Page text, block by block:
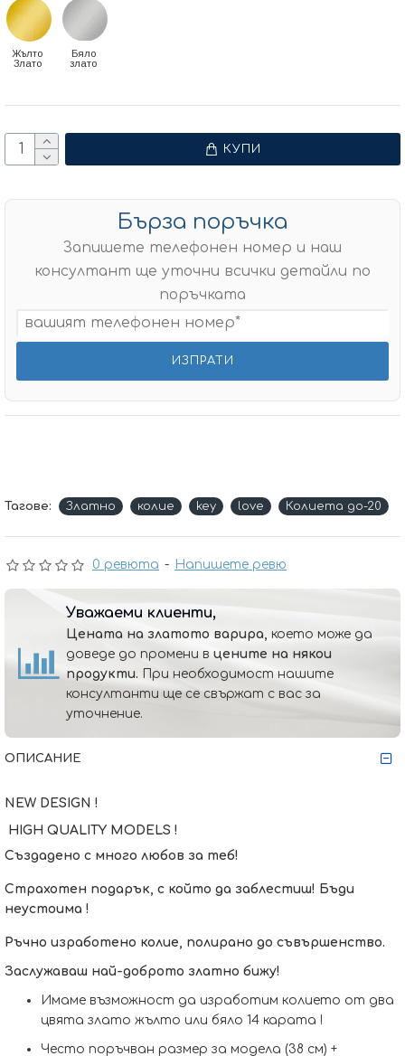
0 ревюта - Напишете ревю
Жълто
Злато
Бяло
злато
КУПИ
Бърза поръчка
Запишете телефонен номер и наш
консултант ще уточни всички детайли по
поръчката
Тагове: Златно колие key love Колиета до-20
Уважаеми клиенти,
Цената на златото варира, което може да
доведе до промени в цените на някои
продукти. При необходимост нашите
консултанти ще се свържат с вас за
уточнение.
ОПИСАНИЕ
NEW DESIGN !
HIGH QUALITY MODELS !
Създадено с много любов за теб!
Страхотен подарък, с който да заблестиш! Бъди
неустоима !
Ръчно изработено колие, полирано до съвършенство.
Заслужаваш най-доброто златно бижу!
Имаме възможност да изработим кoлието от два
цвята злато жълто или бяло 14 карата !
Често поръчван размер за модела (38 см) +